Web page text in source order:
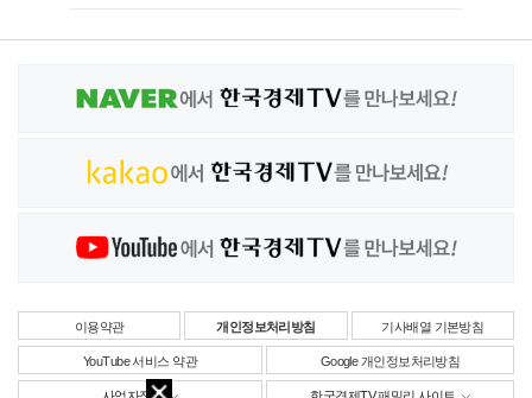
이용약관 개인정보처리방침 기사배열 기본방침
YouTube 서비스 약관 Google 개인정보처리방침